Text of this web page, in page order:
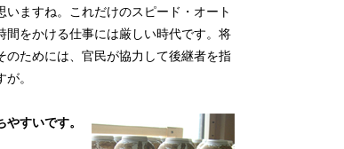
ますね。これだけのスピード・オート
をかける仕事には厳しい時代です。将
ためには、官民が協力して後継者を指
。
すいです。